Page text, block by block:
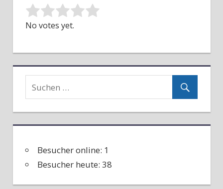
No votes yet.
Besucher online: 1
Besucher heute: 38